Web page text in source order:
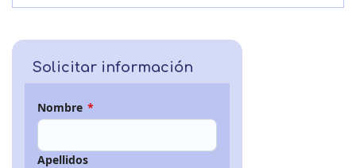
Solicitar información
Nombre *
Apellidos